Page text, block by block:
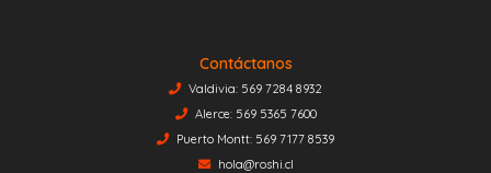
Contáctanos
Valdivia: 569 7284 8932
Alerce: 569 5365 7600
Puerto Montt: 569 7177 8539
hola@roshi.cl